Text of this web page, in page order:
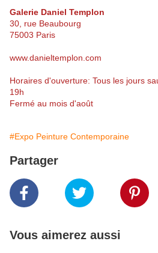
Galerie Daniel Templon
30, rue Beaubourg
75003 Paris
www.danieltemplon.com
Horaires d'ouverture: Tous les jours
19h
Fermé au mois d'août
#Expo Peinture Contemporaine
Partager
Vous aimerez aussi